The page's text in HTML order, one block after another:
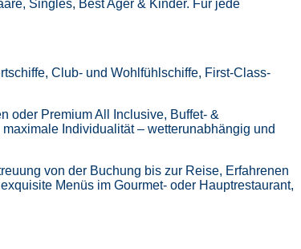
Singles, Best Ager & Kinder. Für jede
Club- und Wohlfühlschiffe, First-Class-
oder Premium All Inclusive, Buffet- &
Individualität – wetterunabhängig und
von der Buchung bis zur Reise, Erfahrenen
Menüs im Gourmet- oder Hauptrestaurant,